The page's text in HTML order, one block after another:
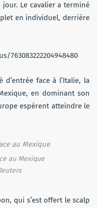
Le cavalier a terminé
en individuel, derrière
763083222204948480
face à l’Italie, la
en dominant son
espèrent atteindre le
au Mexique
qui s’est offert le scalp